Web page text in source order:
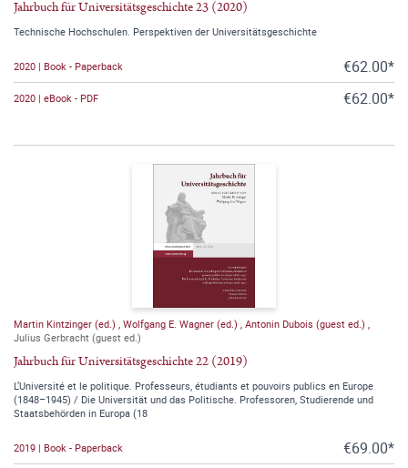
Jahrbuch für Universitätsgeschichte 23 (2020)
Technische Hochschulen. Perspektiven der Universitätsgeschichte
2020 | Book - Paperback €62.00*
2020 | eBook - PDF €62.00*
Martin Kintzinger (ed.) Wolfgang E. Wagner (ed.) Antonin Dubois (guest ed.)
Julius Gerbracht (guest ed.)
Jahrbuch für Universitätsgeschichte 22 (2019)
L’Université et le politique. Professeurs, étudiants et pouvoirs publics en Europe
(1848–1945) / Die Universität und das Politische. Professoren, Studierende und
Staatsbehörden in Europa (18
2019 | Book - Paperback €69.00*